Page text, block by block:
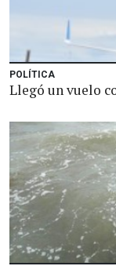
POLÍTICA
Llegó un vuelo